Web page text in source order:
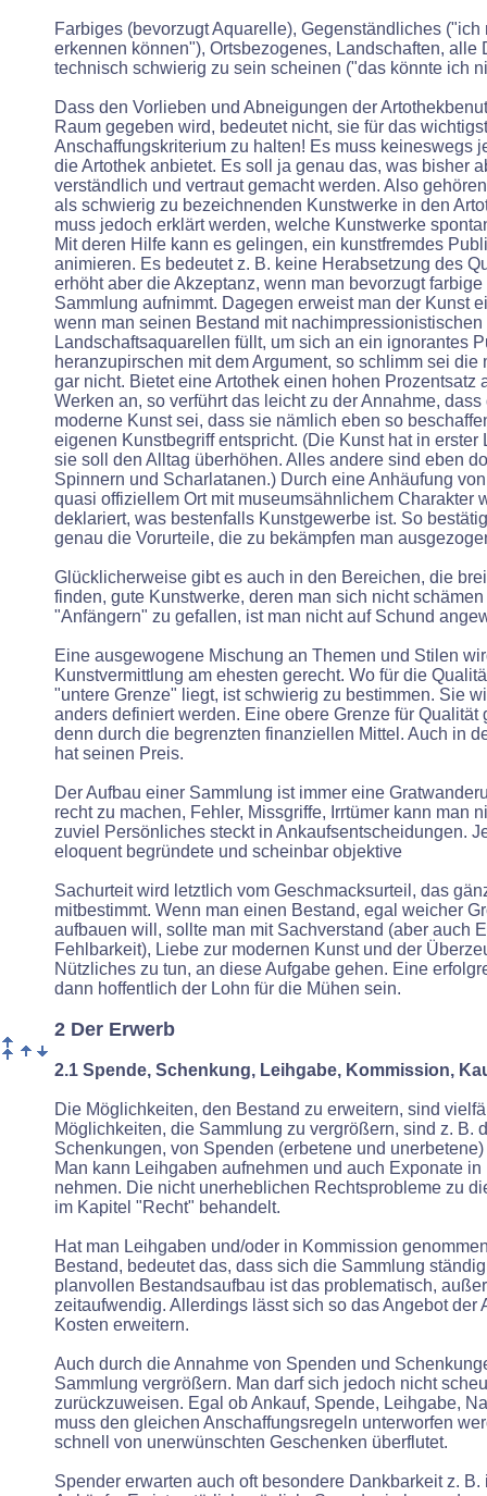
Farbiges (bevorzugt Aquarelle), Gegenständliches ("ich
erkennen können"), Ortsbezogenes, Landschaften, alle
technisch schwierig zu sein scheinen ("das könnte ich
Dass den Vorlieben und Abneigungen der
Raum gegeben wird, bedeutet nicht, sie für das
Anschaffungskriterium zu halten! Es muss keineswegs
die Artothek anbietet. Es soll ja genau das, was bisher
verständlich und vertraut gemacht werden. Also
als schwierig zu bezeichnenden Kunstwerke in den
muss jedoch erklärt werden, welche Kunstwerke
Mit deren Hilfe kann es gelingen, ein kunstfremdes
animieren. Es bedeutet z. B. keine Herabsetzung des
erhöht aber die Akzeptanz, wenn man bevorzugt
Sammlung aufnimmt. Dagegen erweist man der Kunst
wenn man seinen Bestand mit nachimpressionistischen
Landschaftsaquarellen füllt, um sich an ein ignorantes
heranzupirschen mit dem Argument, so schlimm sei die
gar nicht. Bietet eine Artothek einen hohen Prozentsatz
Werken an, so verführt das leicht zu der Annahme,
moderne Kunst sei, dass sie nämlich eben so
eigenen Kunstbegriff entspricht. (Die Kunst hat in erster
sie soll den Alltag überhöhen. Alles andere sind eben
Spinnern und Scharlatanen.) Durch eine Anhäufung
quasi offiziellem Ort mit museumsähnlichem Charakter
deklariert, was bestenfalls Kunstgewerbe ist. So
genau die Vorurteile, die zu bekämpfen man
Glücklicherweise gibt es auch in den Bereichen, die
finden, gute Kunstwerke, deren man sich nicht
"Anfängern" zu gefallen, ist man nicht auf Schund
Eine ausgewogene Mischung an Themen und Stilen
Kunstvermittlung am ehesten gerecht. Wo für die
"untere Grenze" liegt, ist schwierig zu bestimmen. Sie
anders definiert werden. Eine obere Grenze für Qualität
denn durch die begrenzten finanziellen Mittel. Auch in
hat seinen Preis.
Der Aufbau einer Sammlung ist immer eine
recht zu machen, Fehler, Missgriffe, Irrtümer kann man
zuviel Persönliches steckt in Ankaufsentscheidungen.
eloquent begründete und scheinbar objektive
Sachurteit wird letztlich vom Geschmacksurteil, das
mitbestimmt. Wenn man einen Bestand, egal weicher
aufbauen will, sollte man mit Sachverstand (aber auch
Fehlbarkeit), Liebe zur modernen Kunst und der
Nützliches zu tun, an diese Aufgabe gehen. Eine
dann hoffentlich der Lohn für die Mühen sein.
2 Der Erwerb
2.1 Spende, Schenkung, Leihgabe, Kommission,
Die Möglichkeiten, den Bestand zu erweitern, sind
Möglichkeiten, die Sammlung zu vergrößern, sind z. B.
Schenkungen, von Spenden (erbetene und
Man kann Leihgaben aufnehmen und auch Exponate
nehmen. Die nicht unerheblichen Rechtsprobleme zu
im Kapitel "Recht" behandelt.
Hat man Leihgaben und/oder in Kommission
Bestand, bedeutet das, dass sich die Sammlung
planvollen Bestandsaufbau ist das problematisch,
zeitaufwendig. Allerdings lässt sich so das Angebot der
Kosten erweitern.
Auch durch die Annahme von Spenden und
Sammlung vergrößern. Man darf sich jedoch nicht
zurückzuweisen. Egal ob Ankauf, Spende, Leihgabe,
muss den gleichen Anschaffungsregeln unterworfen
schnell von unerwünschten Geschenken überflutet.
Spender erwarten auch oft besondere Dankbarkeit z. B.